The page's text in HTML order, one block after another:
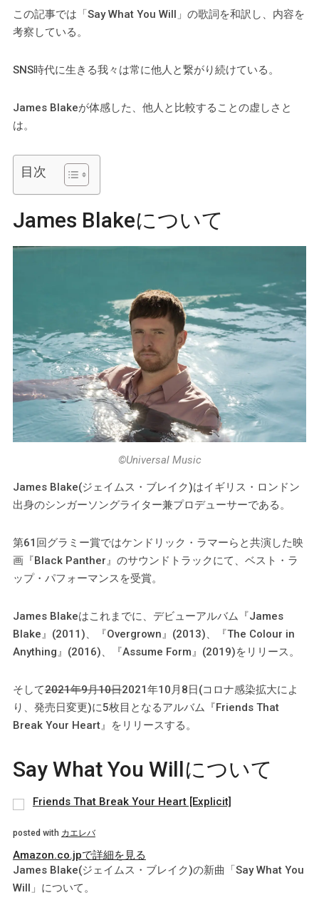
この記事では「Say What You Will」の歌詞を和訳し、内容を
考察している。
SNS時代に生きる我々は常に他人と繋がり続けている。
James Blakeが体感した、他人と比較することの虚しさと
は。
目次
James Blakeについて
©️Universal Music
James Blake(ジェイムス・ブレイク)はイギリス・ロンドン
出身のシンガーソングライター兼プロデューサーである。
第61回グラミー賞ではケンドリック・ラマーらと共演した映
画『Black Panther』のサウンドトラックにて、ベスト・ラ
ップ・パフォーマンスを受賞。
James Blakeはこれまでに、デビューアルバム『James
Blake』(2011)、『Overgrown』(2013)、『The Colour in
Anything』(2016)、『Assume Form』(2019)をリリース。
そして2021年9月10日2021年10月8日(コロナ感染拡大によ
り、発売日変更)に5枚目となるアルバム『Friends That
Break Your Heart』をリリースする。
Say What You Willについて
Friends That Break Your Heart [Explicit]
posted with カエレバ
Amazon.co.jpで詳細を見る
James Blake(ジェイムス・ブレイク)の新曲「Say What You
Will」について。